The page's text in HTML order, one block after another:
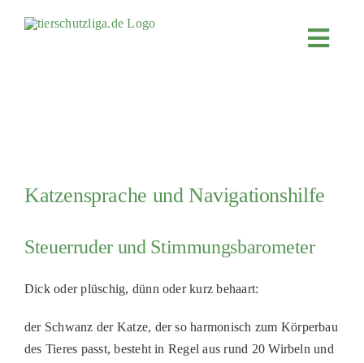
Katzensprache und Navigationshilfe
Steuerruder und Stimmungsbarometer
Dick oder plüschig, dünn oder kurz behaart:
der Schwanz der Katze, der so harmonisch zum Körperbau
des Tieres passt, besteht in Regel aus rund 20 Wirbeln und